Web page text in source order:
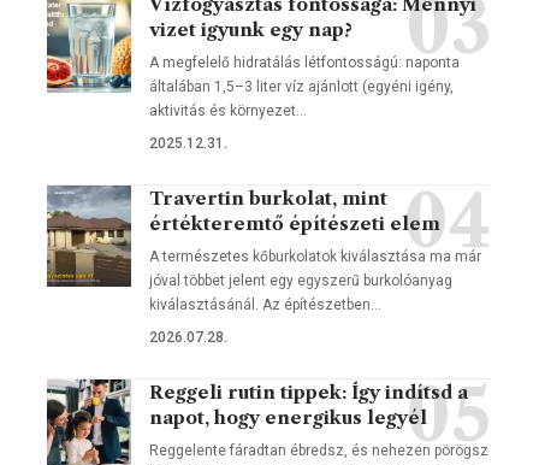
vizet igyunk egy nap?
A megfelelő hidratálás létfontosságú: naponta
általában 1,5–3 liter víz ajánlott (egyéni igény,
aktivitás és környezet…
2025.12.31.
Travertin burkolat, mint
értékteremtő építészeti elem
A természetes kőburkolatok kiválasztása ma már
jóval többet jelent egy egyszerű burkolóanyag
kiválasztásánál. Az építészetben…
2026.07.28.
Reggeli rutin tippek: Így indítsd a
napot, hogy energikus legyél
Reggelente fáradtan ébredsz, és nehezen pörögsz